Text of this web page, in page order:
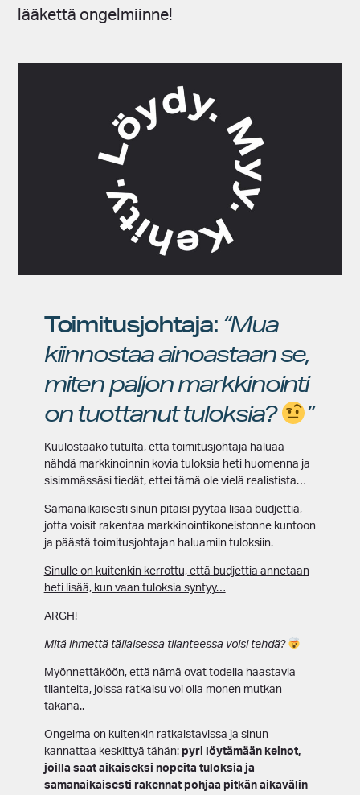
lääkettä ongelmiinne!
Toimitusjohtaja: “Mua
kiinnostaa ainoastaan se,
miten paljon markkinointi
on tuottanut tuloksia?
”
Kuulostaako tutulta, että toimitusjohtaja haluaa
nähdä markkinoinnin kovia tuloksia heti huomenna ja
sisimmässäsi tiedät, ettei tämä ole vielä realistista…
Samanaikaisesti sinun pitäisi pyytää lisää budjettia,
jotta voisit rakentaa markkinointikoneistonne kuntoon
ja päästä toimitusjohtajan haluamiin tuloksiin.
Sinulle on kuitenkin kerrottu, että budjettia annetaan
heti lisää, kun vaan tuloksia syntyy…
ARGH!
Mitä ihmettä tällaisessa tilanteessa voisi tehdä?
Myönnettäköön, että nämä ovat todella haastavia
tilanteita, joissa ratkaisu voi olla monen mutkan
takana..
Ongelma on kuitenkin ratkaistavissa ja sinun
kannattaa keskittyä tähän: pyri löytämään keinot,
joilla saat aikaiseksi nopeita tuloksia ja
samanaikaisesti rakennat pohjaa pitkän aikavälin